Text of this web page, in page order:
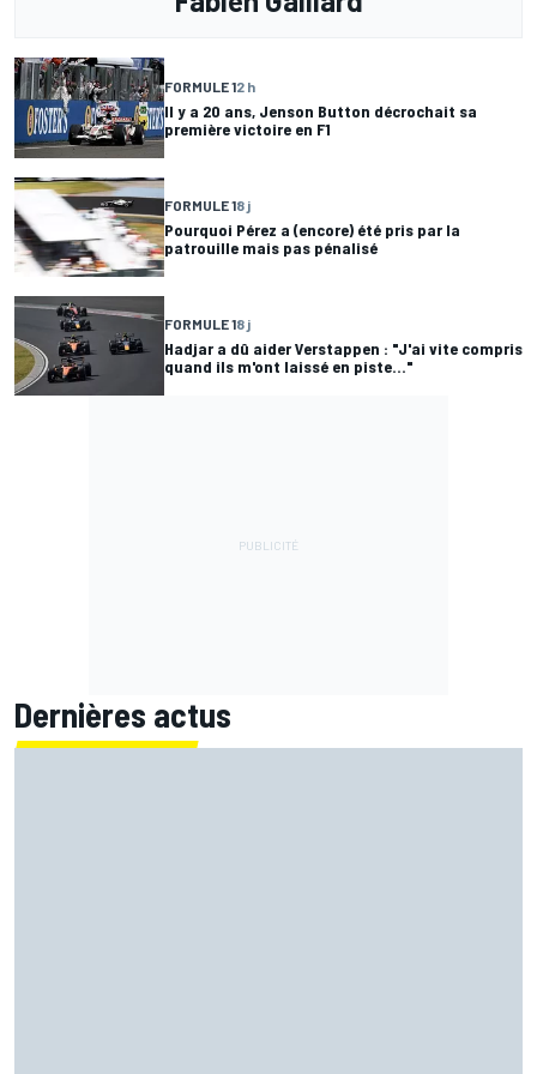
FORMULE 12 h
Il y a 20 ans, Jenson Button décrochait sa
première victoire en F1
FORMULE 18 j
Pourquoi Pérez a (encore) été pris par la
patrouille mais pas pénalisé
FORMULE 18 j
Hadjar a dû aider Verstappen : "J'ai vite compris
quand ils m'ont laissé en piste..."
Dernières actus